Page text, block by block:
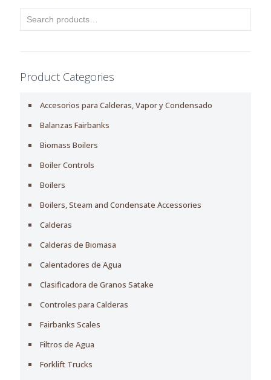
Product Categories
Accesorios para Calderas, Vapor y Condensado
Balanzas Fairbanks
Biomass Boilers
Boiler Controls
Boilers
Boilers, Steam and Condensate Accessories
Calderas
Calderas de Biomasa
Calentadores de Agua
Clasificadora de Granos Satake
Controles para Calderas
Fairbanks Scales
Filtros de Agua
Forklift Trucks